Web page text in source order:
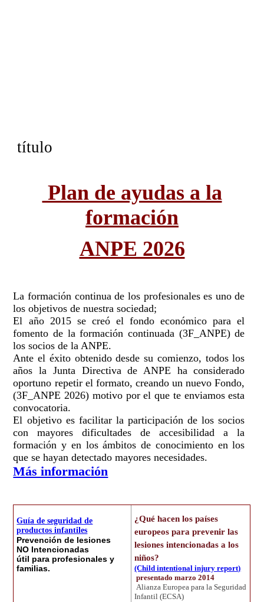
título
Plan de ayudas a la
formación
ANPE 2026
La formación continua de los profesionales es uno de
los objetivos de nuestra sociedad;
El año 2015 se creó el fondo económico para el
fomento de la formación continuada (3F_ANPE) de
los socios de la ANPE.
Ante el éxito obtenido desde su comienzo, todos los
años la Junta Directiva de ANPE ha considerado
oportuno repetir el formato, creando un nuevo Fondo,
(3F_ANPE 2026) motivo por el que te enviamos esta
convocatoria.
El objetivo es facilitar la participación de los socios
con mayores dificultades de accesibilidad a la
formación y en los ámbitos de conocimiento en los
que se hayan detectado mayores necesidades.
Más información
Guía de seguridad de
productos infantiles
Prevención de lesiones
NO Intencionadas
útil para profesionales y
familias.
¿Qué hacen los países
europeos para prevenir las
lesiones intencionadas a los
niños?
(Child intentional injury report)
presentado marzo 2014
Alianza Europea para la Seguridad
Infantil (ECSA)